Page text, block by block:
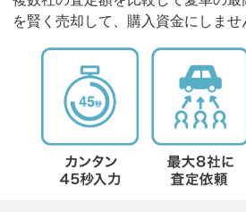
を賢く売却して、購入資金にしませ